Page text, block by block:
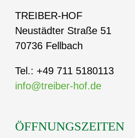
TREIBER-HOF
Neustädter Straße 51
70736 Fellbach
Tel.: +49 711 5180113
info@treiber-hof.de
ÖFFNUNGSZEITEN